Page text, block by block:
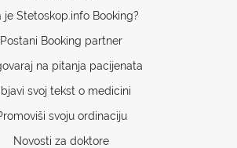
je Stetoskop.info Booking?
Postani Booking partner
na pitanja pacijenata
svoj tekst o medicini
svoju ordinaciju
Novosti za doktore